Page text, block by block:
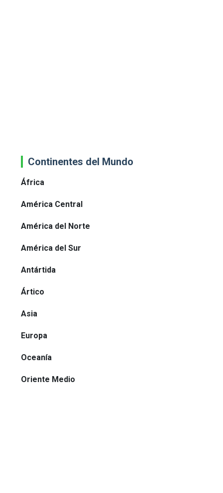
Continentes del Mundo
África
América Central
América del Norte
América del Sur
Antártida
Ártico
Asia
Europa
Oceanía
Oriente Medio